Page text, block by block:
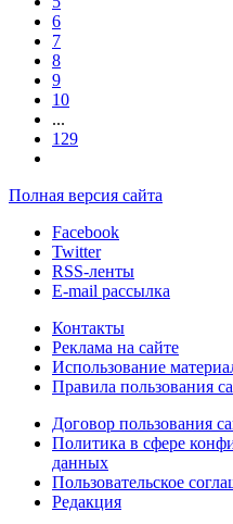
6
7
8
9
10
...
129
Полная версия сайта
Facebook
Twitter
RSS-ленты
E-mail рассылка
Контакты
Реклама на сайте
Использование
Правила пользования
Договор пользования
Политика в сфере
данных
Пользовательское
Редакция